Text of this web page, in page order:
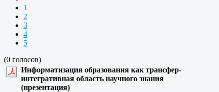
1
2
3
4
5
(0 голосов)
Информатизация образования как трансфер-
интегративная область научного знания
(презентация)